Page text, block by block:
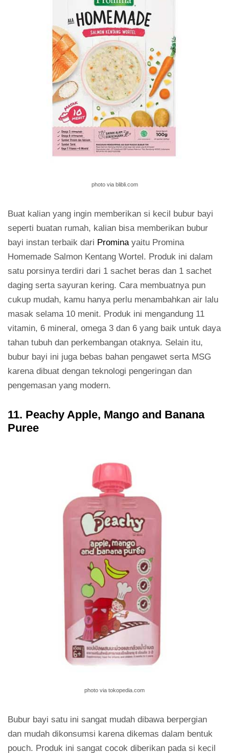
photo via blibli.com
Buat kalian yang ingin memberikan si kecil bubur bayi
seperti buatan rumah, kalian bisa memberikan bubur
bayi instan terbaik dari Prominayaitu Promina
Homemade Salmon Kentang Wortel. Produk ini dalam
satu porsinya terdiri dari 1 sachet beras dan 1 sachet
daging serta sayuran kering. Cara membuatnya pun
cukup mudah, kamu hanya perlu menambahkan air lalu
masak selama 10 menit. Produk ini mengandung 11
vitamin, 6 mineral, omega 3 dan 6 yang baik untuk daya
tahan tubuh dan perkembangan otaknya. Selain itu,
bubur bayi ini juga bebas bahan pengawet serta MSG
karena dibuat dengan teknologi pengeringan dan
pengemasan yang modern.
11. Peachy Apple, Mango and Banana
Puree
photo via tokopedia.com
Bubur bayi satu ini sangat mudah dibawa berpergian
dan mudah dikonsumsi karena dikemas dalam bentuk
pouch. Produk ini sangat cocok diberikan pada si kecil